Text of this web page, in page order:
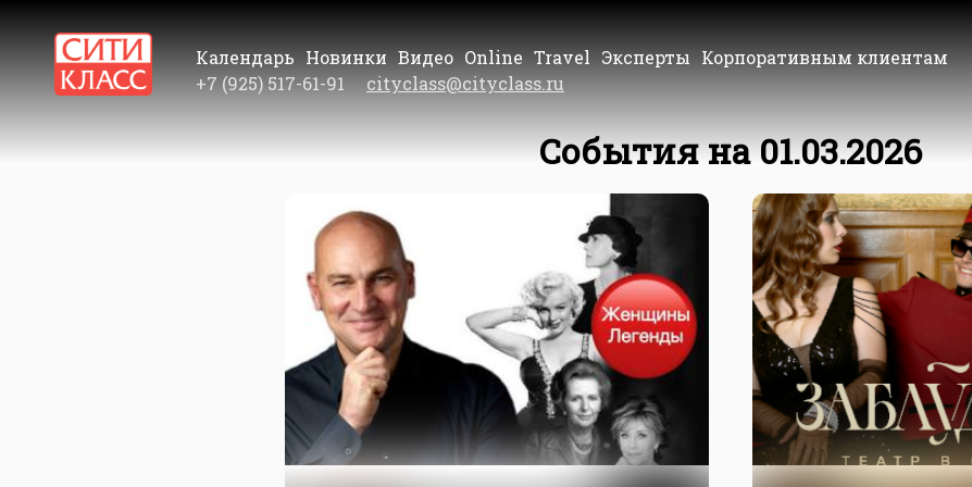
Календарь Новинки Видео Online Travel Эксперты Корпоративным клиентам
+7 (925) 517-61-91
cityclass@cityclass.ru
События на 01.03.2026